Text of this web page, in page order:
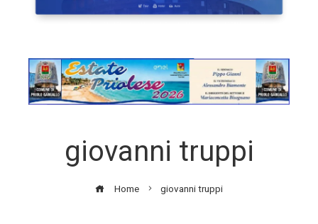
giovanni truppi
Home giovanni truppi